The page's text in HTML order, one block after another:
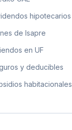
hipotecarios
de Isapre
en UF
y deducibles
habitacionales